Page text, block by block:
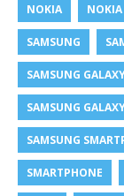
NOKIA
SAMSUNG
SAMSUNG
SAMSUNG
SAMSUNG
SMARTPHONE